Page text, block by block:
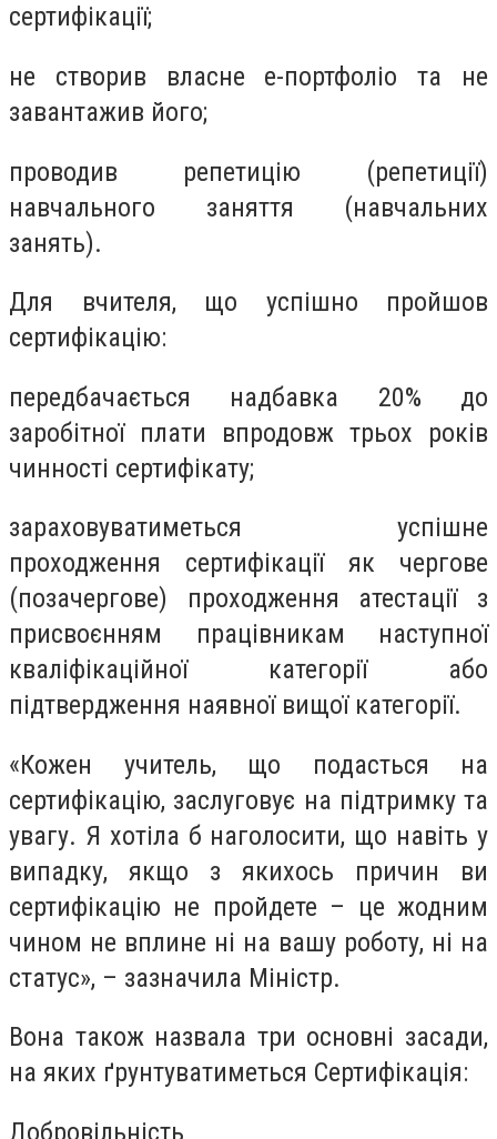
сертифікації;
не створив власне е-портфоліо та не
завантажив його;
проводив репетицію (репетиції)
навчального заняття (навчальних
занять).
Для вчителя, що успішно пройшов
сертифікацію:
передбачається надбавка 20% до
заробітної плати впродовж трьох років
чинності сертифікату;
зараховуватиметься успішне
проходження сертифікації як чергове
(позачергове) проходження атестації з
присвоєнням працівникам наступної
кваліфікаційної категорії або
підтвердження наявної вищої категорії.
«Кожен учитель, що подасться на
сертифікацію, заслуговує на підтримку та
увагу. Я хотіла б наголосити, що навіть у
випадку, якщо з якихось причин ви
сертифікацію не пройдете – це жодним
чином не вплине ні на вашу роботу, ні на
статус», – зазначила Міністр.
Вона також назвала три основні засади,
на яких ґрунтуватиметься Сертифікація:
Добровільність